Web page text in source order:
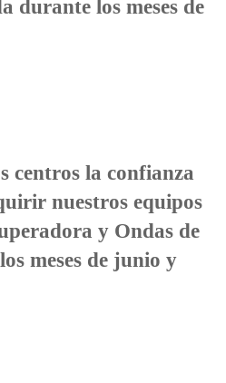
durante los meses de
centros la confianza
nuestros equipos
y Ondas de
meses de junio y